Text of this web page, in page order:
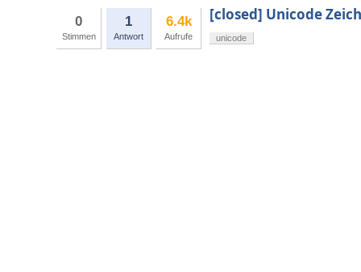
0
Stimmen
1
Antwort
6.4k
Aufrufe
[closed] Unicode
unicode